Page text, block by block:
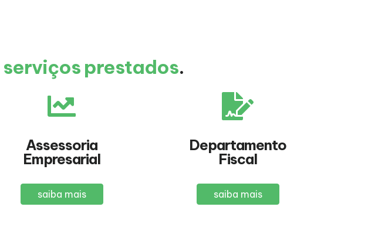
serviços prestados.
Assessoria
Empresarial
saiba mais
Departamento
Fiscal
saiba mais